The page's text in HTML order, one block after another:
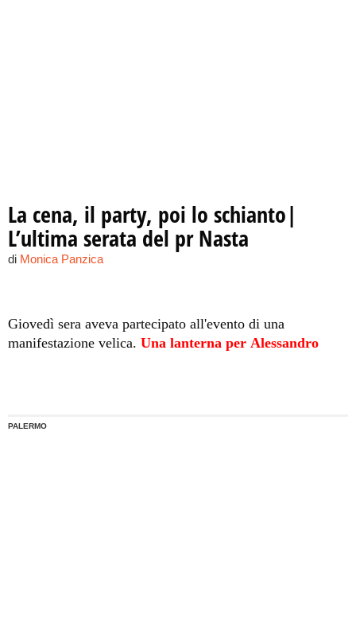
La cena, il party, poi lo schianto|
L’ultima serata del pr Nasta
di Monica Panzica
Giovedì sera aveva partecipato all'evento di una
manifestazione velica. Una lanterna per Alessandro
PALERMO